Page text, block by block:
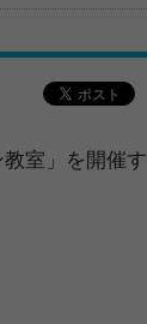
室」を開催す